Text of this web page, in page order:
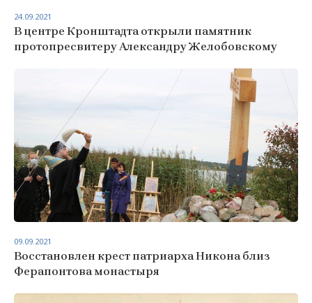
В центре Кронштадта открыли памятник
протопресвитеру Александру Желобовскому
24.09.2021
Восстановлен крест патриарха Никона близ
Ферапонтова монастыря
09.09.2021